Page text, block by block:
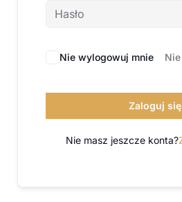
Nie wylogowuj mnie
Zaloguj się
Nie masz jeszcze konta?